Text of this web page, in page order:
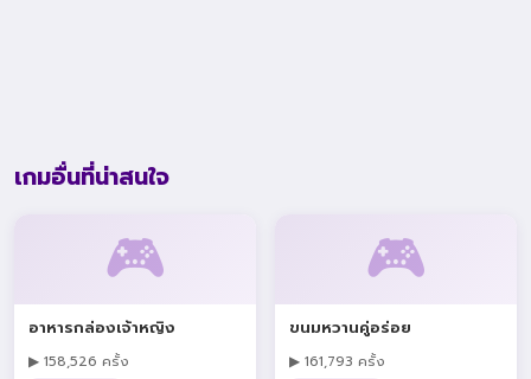
เกมอื่นที่น่าสนใจ
🎮
อาหารกล่องเจ้าหญิง
▶ 158,526 ครั้ง
🎮
ขนมหวานคู่อร่อย
▶ 161,793 ครั้ง